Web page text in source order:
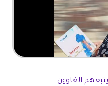
يتبعهم الغاوون